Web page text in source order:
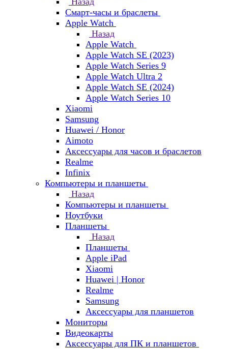
Смарт-часы и браслеты
Apple Watch
Назад
Apple Watch
Apple Watch SE (2023)
Apple Watch Series 9
Apple Watch Ultra 2
Apple Watch SE (2024)
Apple Watch Series 10
Xiaomi
Samsung
Huawei / Honor
Aimoto
Аксессуары для часов и браслетов
Realme
Infinix
Компьютеры и планшеты
Назад
Компьютеры и планшеты
Ноутбуки
Планшеты
Назад
Планшеты
Apple iPad
Xiaomi
Huawei | Honor
Realme
Samsung
Аксессуары для планшетов
Мониторы
Видеокарты
Аксессуары для ПК и планшетов